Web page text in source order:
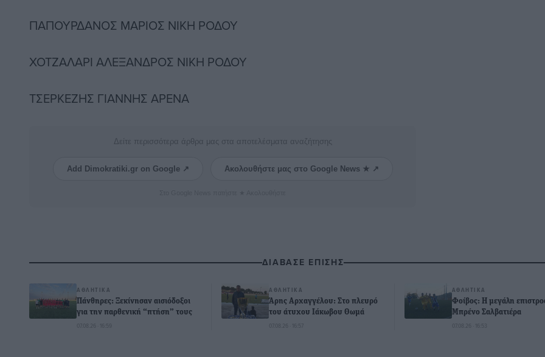
ΠΑΠΟΥΡΔΑΝΟΣ ΜΑΡΙΟΣ ΝΙΚΗ ΡΟΔΟΥ
ΧΟΤΖΑΛΑΡΙ ΑΛΕΞΑΝΔΡΟΣ ΝΙΚΗ ΡΟΔΟΥ
ΤΣΕΡΚΕΖΗΣ ΓΙΑΝΝΗΣ ΑΡΕΝΑ
Δείτε περισσότερα άρθρα μας στα αποτελέσματα αναζήτησης
Add Dimokratiki.gr on Google ↗ Ακολουθήστε μας στο Google News ★ ↗
ΔΙΑΒΑΣΕ ΕΠΙΣΗΣ
ΑΘΛΗΤΙΚΆ
Πάνθηρες: Ξεκίνησαν αισιόδοξοι
για την παρθενική “πτήση” τους
07.08.26 · 16:59
ΑΘΛΗΤΙΚΆ
Άρης Αρχαγγέλου: Στο πλευρό
του άτυχου Ιάκωβου Θωμά
07.08.26 · 16:57
ΑΘΛΗΤΙΚΆ
Φοίβος: Η μεγάλη
Μπρένο Σαλβατιέρα
07.08.26 · 16:53